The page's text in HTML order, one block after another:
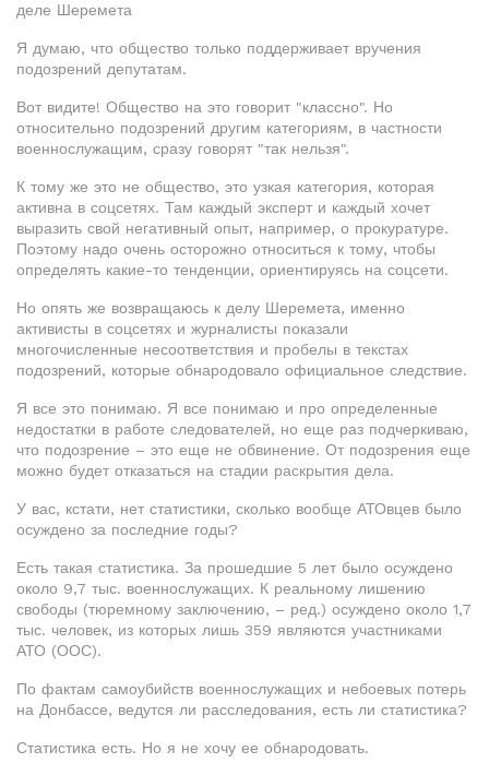
деле Шеремета
Я думаю, что общество только поддерживает вручения
подозрений депутатам.
Вот видите! Общество на это говорит "классно". Но
относительно подозрений другим категориям, в частности
военнослужащим, сразу говорят "так нельзя".
К тому же это не общество, это узкая категория, которая
активна в соцсетях. Там каждый эксперт и каждый хочет
выразить свой негативный опыт, например, о прокуратуре.
Поэтому надо очень осторожно относиться к тому, чтобы
определять какие-то тенденции, ориентируясь на соцсети.
Но опять же возвращаюсь к делу Шеремета, именно
активисты в соцсетях и журналисты показали
многочисленные несоответствия и пробелы в текстах
подозрений, которые обнародовало официальное следствие.
Я все это понимаю. Я все понимаю и про определенные
недостатки в работе следователей, но еще раз подчеркиваю,
что подозрение – это еще не обвинение. От подозрения еще
можно будет отказаться на стадии раскрытия дела.
У вас, кстати, нет статистики, сколько вообще АТОвцев было
осуждено за последние годы?
Есть такая статистика. За прошедшие 5 лет было осуждено
около 9,7 тыс. военнослужащих. К реальному лишению
свободы (тюремному заключению, – ред.) осуждено около 1,7
тыс. человек, из которых лишь 359 являются участниками
АТО (ООС).
По фактам самоубийств военнослужащих и небоевых потерь
на Донбассе, ведутся ли расследования, есть ли статистика?
Статистика есть. Но я не хочу ее обнародовать.